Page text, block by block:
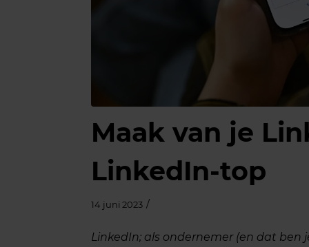
Maak van je
LinkedIn-top
14 juni 2023 /
LinkedIn; als ondernemer (en dat ben